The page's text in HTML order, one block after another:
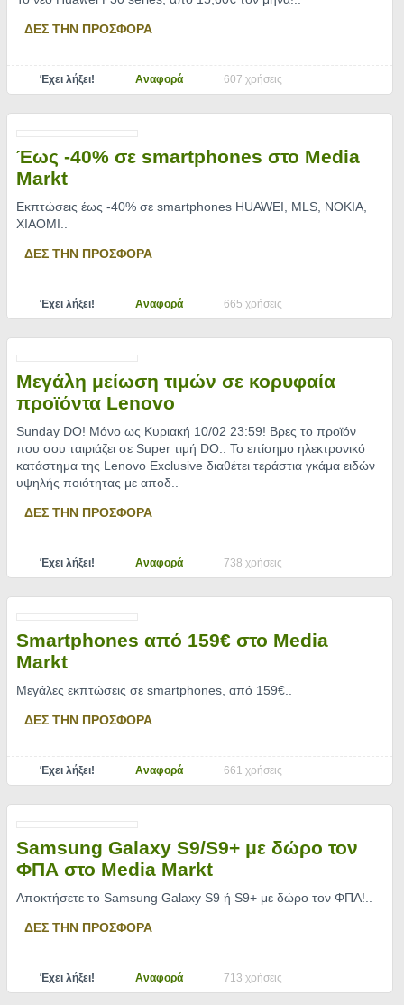
ΔΕΣ ΤΗΝ ΠΡΟΣΦΟΡΑ
Έχει λήξει! Αναφορά 607 χρήσεις
Έως -40% σε smartphones στο Media
Markt
Εκπτώσεις έως -40% σε smartphones HUAWEI, MLS, NOKIA,
XIAOMI
ΔΕΣ ΤΗΝ ΠΡΟΣΦΟΡΑ
Έχει λήξει! Αναφορά 665 χρήσεις
Μεγάλη μείωση τιμών σε κορυφαία
προϊόντα Lenovo
Sunday DO! Μόνο ως Κυριακή 10/02 23:59! Βρες το προϊόν
που σου ταιριάζει σε Super τιμή DO.. Το επίσημο ηλεκτρονικό
κατάστημα της Lenovo Exclusive διαθέτει τεράστια γκάμα ειδών
υψηλής ποιότητας με αποδ..
ΔΕΣ ΤΗΝ ΠΡΟΣΦΟΡΑ
Έχει λήξει! Αναφορά 738 χρήσεις
Smartphones από 159€ στο Media
Markt
Μεγάλες εκπτώσεις σε smartphones, από 159€..
ΔΕΣ ΤΗΝ ΠΡΟΣΦΟΡΑ
Έχει λήξει! Αναφορά 661 χρήσεις
Samsung Galaxy S9/S9+ με δώρο τον
ΦΠΑ στο Media Markt
Αποκτήσετε το Samsung Galaxy S9 ή S9+ με δώρο τον ΦΠΑ!
ΔΕΣ ΤΗΝ ΠΡΟΣΦΟΡΑ
Έχει λήξει! Αναφορά 713 χρήσεις